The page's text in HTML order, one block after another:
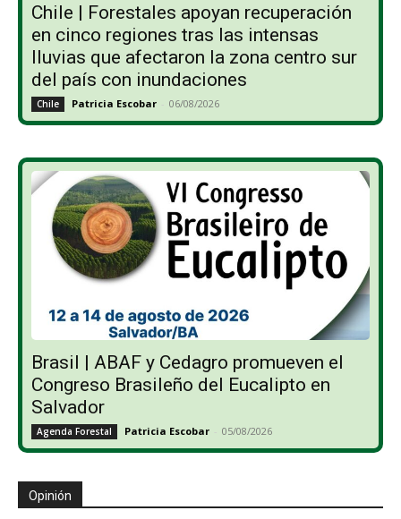
Chile | Forestales apoyan recuperación
en cinco regiones tras las intensas
lluvias que afectaron la zona centro sur
del país con inundaciones
Chile Patricia Escobar - 06/08/2026
Brasil | ABAF y Cedagro promueven el
Congreso Brasileño del Eucalipto en
Salvador
Agenda Forestal Patricia Escobar - 05/08/2026
Opinión